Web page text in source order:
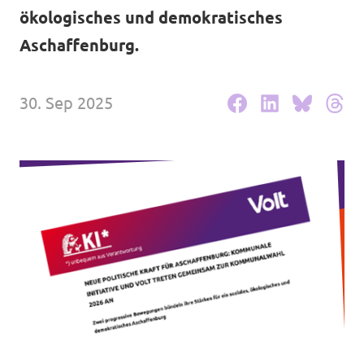
Mache bei uns mit!
In Bayern vor Ort
Transparenz
ökologisches und demokratisches
Aschaffenburg.
30. Sep 2025